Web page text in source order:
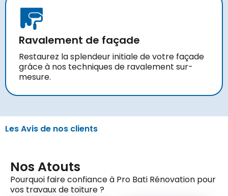
Ravalement de façade
Restaurez la splendeur initiale de votre façade
grâce à nos techniques de ravalement sur-
mesure.
Les Avis de nos clients
Nos Atouts
Pourquoi faire confiance à Pro Bati Rénovation pour
vos travaux de toiture ?